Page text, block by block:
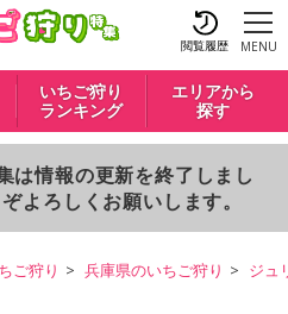
閲覧履歴 MENU
いちご狩り
ランキング
エリアから
探す
は情報の更新を終了しまし
よろしくお願いします。
ご狩り 兵庫県のいちご狩り ジュ